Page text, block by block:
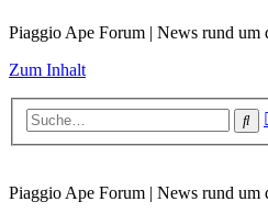
Piaggio Ape Forum | News rund um
Zum Inhalt
Piaggio Ape Forum | News rund um